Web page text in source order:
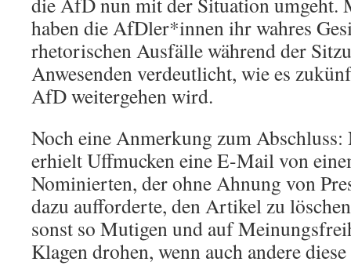
haben die AfDler*innen ihr wahres
rhetorischen Ausfälle während der
Anwesenden verdeutlicht, wie es
AfD weitergehen wird.
Noch eine Anmerkung zum Abschluss:
erhielt Uffmucken eine E-Mail von
Nominierten, der ohne Ahnung von
dazu aufforderte, den Artikel zu
sonst so Mutigen und auf
Klagen drohen, wenn auch andere